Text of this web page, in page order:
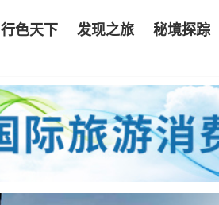
行色天下 发现之旅 秘境探踪